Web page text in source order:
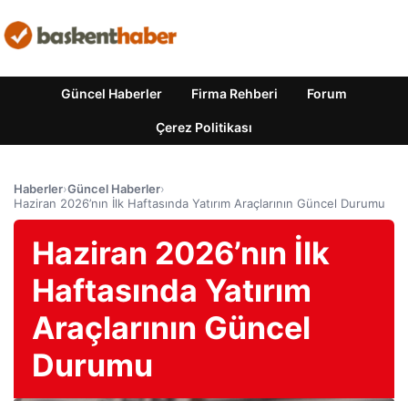
Güncel Haberler Firma Rehberi Forum
Çerez Politikası
Haberler›Güncel Haberler›
Haziran 2026’nın İlk Haftasında Yatırım Araçlarının Güncel Durumu
Haziran 2026’nın İlk
Haftasında Yatırım
Araçlarının Güncel
Durumu